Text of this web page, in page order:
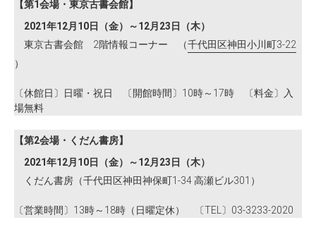
【第1会場・東京古書会館】
2021年12月10日（金）～12月23日（木）
東京古書会館 2階情報コーナー （千代田区神田小川町3-22
）
〔休館日〕日曜・祝日 〔開館時間〕10時～17時 〔料金〕入
場無料
【第2会場・くだん書房】
2021年12月10日（金）～12月23日（木）
くだん書房（千代田区神田神保町1-34 高瀬ビル301）
〔営業時間〕13時～18時（日曜定休） 〔TEL〕03-3233-2020